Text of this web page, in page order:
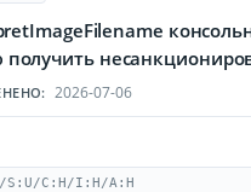
2026-07-06
S:U/C:H/I:H/A:H